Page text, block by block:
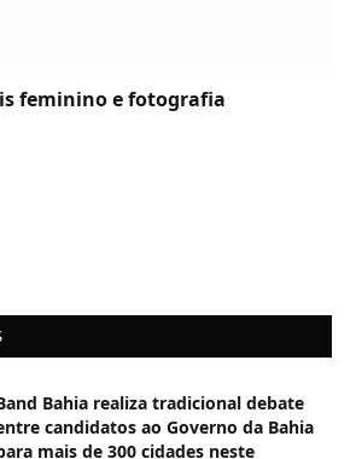
feminino e fotografia
Bahia realiza tradicional debate
candidatos ao Governo da Bahia
mais de 300 cidades neste